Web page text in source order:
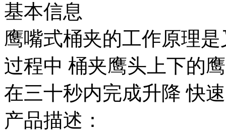
基本信息
鹰嘴式桶夹的工作原理
过程中 桶夹鹰头上下的
在三十秒内完成升降 快
产品描述：